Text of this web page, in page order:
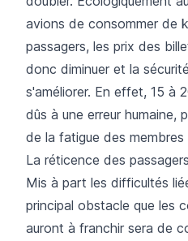
avions de consommer de
passagers, les prix des
donc diminuer et la
s'améliorer. En effet, 15 à
dûs à une erreur humaine,
de la fatigue des membres
La réticence des passagers
Mis à part les difficultés
principal obstacle que les
auront à franchir sera de